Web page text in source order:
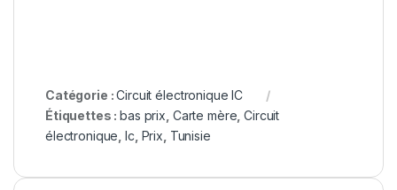
Catégorie :Circuit électronique IC
Étiquettes :bas prix Carte mère ,Circuit
électronique ,Ic Prix Tunisie